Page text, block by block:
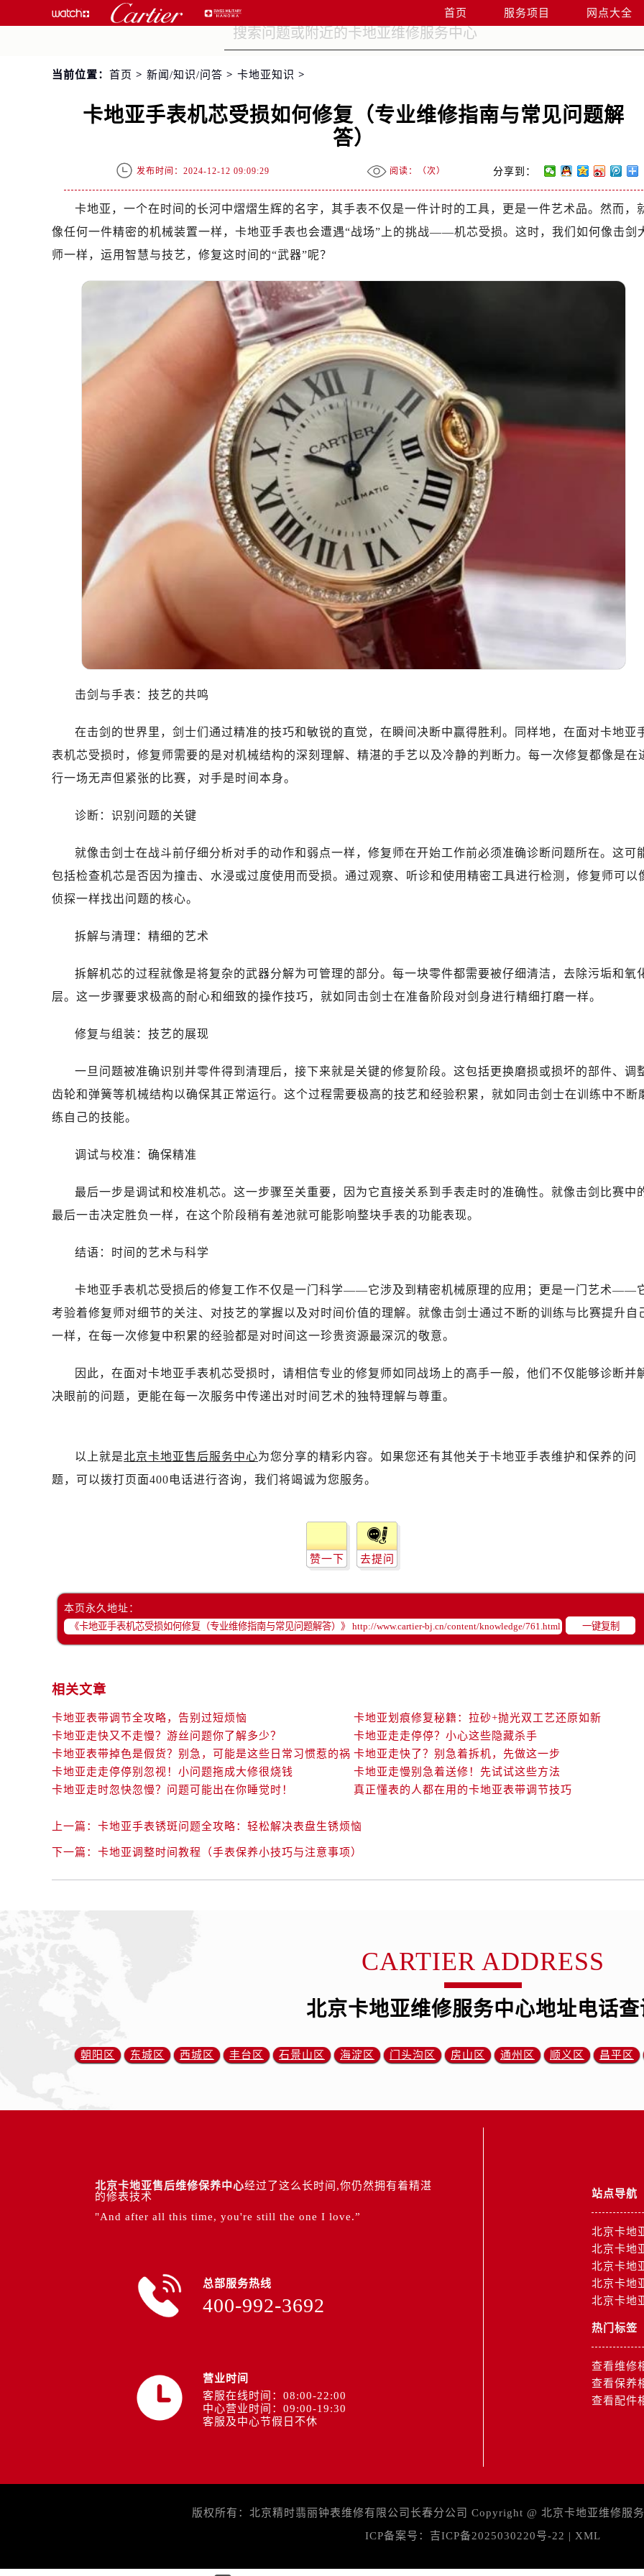
首页 服务项目 网点大全
当前位置： 首页 > 新闻/知识/问答 > 卡地亚知识 >
卡地亚手表机芯受损如何修复（专业维修指南与常见问题解
答）
发布时间：2024-12-12 09:09:29 阅读：（次） 分享到：
卡地亚，一个在时间的长河中熠熠生辉的名字，其手表不仅是一件计时的工具，更是一件艺术品。然而，
像任何一件精密的机械装置一样，卡地亚手表也会遭遇“战场”上的挑战——机芯受损。这时，我们如何像击剑
师一样，运用智慧与技艺，修复这时间的“武器”呢？
击剑与手表：技艺的共鸣
在击剑的世界里，剑士们通过精准的技巧和敏锐的直觉，在瞬间决断中赢得胜利。同样地，在面对卡地亚
表机芯受损时，修复师需要的是对机械结构的深刻理解、精湛的手艺以及冷静的判断力。每一次修复都像是在
行一场无声但紧张的比赛，对手是时间本身。
诊断：识别问题的关键
就像击剑士在战斗前仔细分析对手的动作和弱点一样，修复师在开始工作前必须准确诊断问题所在。这可
包括检查机芯是否因为撞击、水浸或过度使用而受损。通过观察、听诊和使用精密工具进行检测，修复师可以
侦探一样找出问题的核心。
拆解与清理：精细的艺术
拆解机芯的过程就像是将复杂的武器分解为可管理的部分。每一块零件都需要被仔细清洁，去除污垢和氧
层。这一步骤要求极高的耐心和细致的操作技巧，就如同击剑士在准备阶段对剑身进行精细打磨一样。
修复与组装：技艺的展现
一旦问题被准确识别并零件得到清理后，接下来就是关键的修复阶段。这包括更换磨损或损坏的部件、调
齿轮和弹簧等机械结构以确保其正常运行。这个过程需要极高的技艺和经验积累，就如同击剑士在训练中不断
练自己的技能。
调试与校准：确保精准
最后一步是调试和校准机芯。这一步骤至关重要，因为它直接关系到手表走时的准确性。就像击剑比赛中
最后一击决定胜负一样，在这个阶段稍有差池就可能影响整块手表的功能表现。
结语：时间的艺术与科学
卡地亚手表机芯受损后的修复工作不仅是一门科学——它涉及到精密机械原理的应用；更是一门艺术——
考验着修复师对细节的关注、对技艺的掌握以及对时间价值的理解。就像击剑士通过不断的训练与比赛提升自
一样，在每一次修复中积累的经验都是对时间这一珍贵资源最深沉的敬意。
因此，在面对卡地亚手表机芯受损时，请相信专业的修复师如同战场上的高手一般，他们不仅能够诊断并
决眼前的问题，更能在每一次服务中传递出对时间艺术的独特理解与尊重。
以上就是北京卡地亚售后服务中心为您分享的精彩内容。如果您还有其他关于卡地亚手表维护和保养的问
题，可以拨打页面400电话进行咨询，我们将竭诚为您服务。
赞一下 去提问
本页永久地址：
一键复制
相关文章
卡地亚表带调节全攻略，告别过短烦恼
卡地亚划痕修复秘籍：拉砂+抛光双工艺还原如新
卡地亚走快又不走慢？游丝问题你了解多少？
卡地亚走走停停？小心这些隐藏杀手
卡地亚表带掉色是假货？别急，可能是这些日常习惯惹的祸 卡地亚走快了？别急着拆机，先做这一步
卡地亚走走停停别忽视！小问题拖成大修很烧钱
卡地亚走慢别急着送修！先试试这些方法
卡地亚走时忽快忽慢？问题可能出在你睡觉时！
真正懂表的人都在用的卡地亚表带调节技巧
上一篇： 卡地亚手表锈斑问题全攻略：轻松解决表盘生锈烦恼
下一篇： 卡地亚调整时间教程（手表保养小技巧与注意事项）
CARTIER ADDRESS
北京卡地亚维修服务中心地址电话查
朝阳区 东城区 西城区 丰台区 石景山区 海淀区 门头沟区 房山区 通州区 顺义区 昌平区
北京卡地亚售后维修保养中心经过了这么长时间,你仍然拥有着精湛
的修表技术
"And after all this time, you're still the one I love.”
总部服务热线
400-992-3692
营业时间
客服在线时间：08:00-22:00
中心营业时间：09:00-19:30
客服及中心节假日不休
站点导航
北京卡地
北京卡地
北京卡地
北京卡地
北京卡地
热门标签
查看维修
查看保养
查看配件
版权所有：北京精时翡丽钟表维修有限公司长春分公司 Copyright @ 北京卡地亚维修服
ICP备案号： 吉ICP备2025030220号-22 | XML